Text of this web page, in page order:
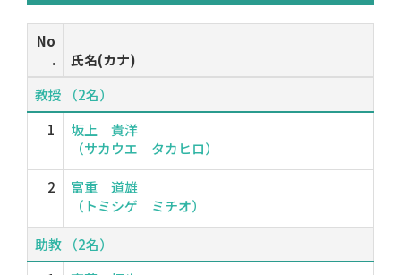
No
.
氏名(カナ)
教授 （2名）
1
坂上 貴洋
（サカウエ タカヒロ）
2
富重 道雄
（トミシゲ ミチオ）
助教 （2名）